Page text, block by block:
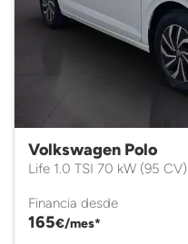
Volkswagen Polo
Life 1.0 TSI 70 kW (95 CV)
Financia desde
165€/mes*